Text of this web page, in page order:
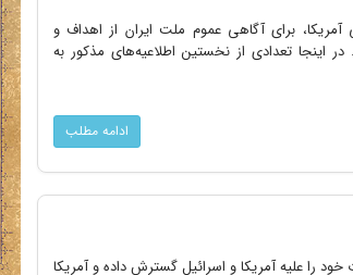
برای آگاهی عموم ملت ایران از اهداف و
در اینجا تعدادی از نخستین اطلاعیه‌های مذکور به
ادامه مطلب
را علیه آمریکا و اسرائیل گسترش داده و آمریکا